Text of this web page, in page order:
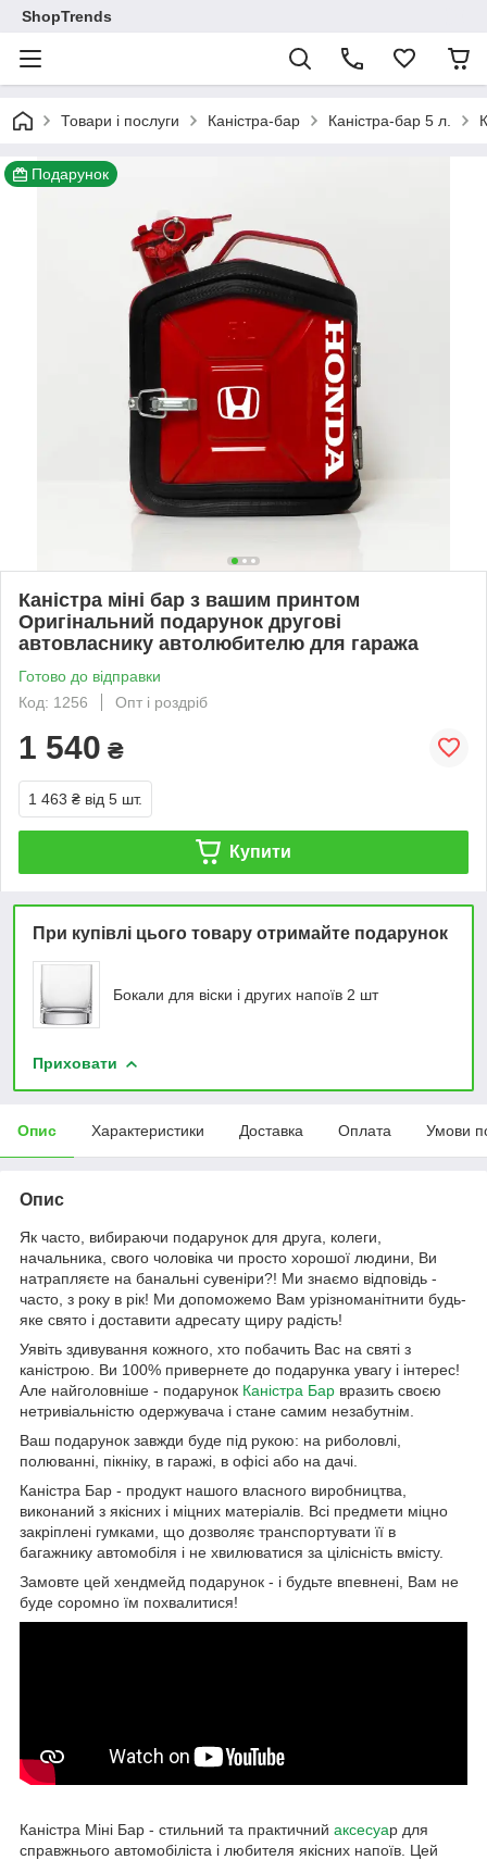
ShopTrends
Товари і послуги Каністра-бар Каністра-бар 5 л.
Подарунок
Каністра міні бар з вашим принтом
Оригінальний подарунок другові
автовласнику автолюбителю для гаража
Готово до відправки
Код: 1256
Опт і роздріб
1 540 ₴
1 463 ₴ від 5 шт.
Купити
При купівлі цього товару отримайте подарунок
Бокали для віски і других напоїв 2 шт
Приховати
Опис Характеристики Доставка Оплата Умови
Опис
Як часто, вибираючи подарунок для друга, колеги,
начальника, свого чоловіка чи просто хорошої людини, Ви
натрапляєте на банальні сувеніри?! Ми знаємо відповідь -
часто, з року в рік! Ми допоможемо Вам урізноманітнити будь-
яке свято і доставити адресату щиру радість!
Уявіть здивування кожного, хто побачить Вас на святі з
каністрою. Ви 100% привернете до подарунка увагу і інтерес!
Але найголовніше - подарунок Каністра Бар вразить своєю
нетривіальністю одержувача і стане самим незабутнім.
Ваш подарунок завжди буде під рукою: на риболовлі,
полюванні, пікніку, в гаражі, в офісі або на дачі.
Каністра Бар - продукт нашого власного виробництва,
виконаний з якісних і міцних матеріалів. Всі предмети міцно
закріплені гумками, що дозволяє транспортувати її в
багажнику автомобіля і не хвилюватися за цілісність вмісту.
Замовте цей хендмейд подарунок - і будьте впевнені, Вам не
буде соромно їм похвалитися!
Каністра Міні Бар - стильний та практичний аксесуар для
справжнього автомобіліста і любителя якісних напоїв. Цей